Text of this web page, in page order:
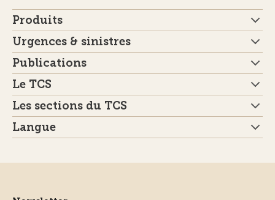
Produits
Urgences & sinistres
Publications
Le TCS
Les sections du TCS
Langue